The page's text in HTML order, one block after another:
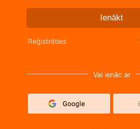
Ienākt
Reģistrēties
Vai ienāc ar